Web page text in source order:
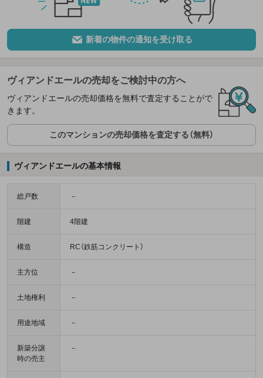
新着の物件の通知を受け取る
ヴィアンドエールの売却をご検討中の方へ
ヴィアンドエールの売却価格を無料で査定することがで
きます。
このマンションの売却価格を査定する（無料）
ヴィアンドエールの基本情報
総戸数 －
階建 4階建
構造 RC（鉄筋コンクリート）
主方位 －
土地権利 －
用途地域 －
新築分譲
時の売主
－